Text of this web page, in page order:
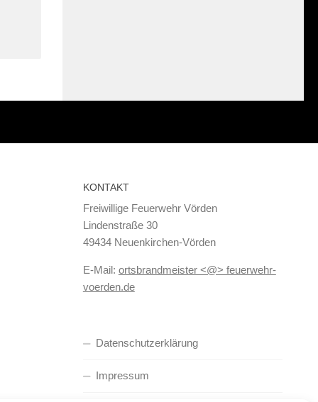
KONTAKT
Freiwillige Feuerwehr Vörden
Lindenstraße 30
49434 Neuenkirchen-Vörden
E-Mail: ortsbrandmeister <@> feuerwehr-
voerden.de
Datenschutzerklärung
Impressum